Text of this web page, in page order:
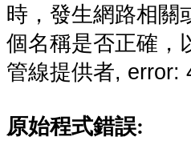
時，發生網路相關
個名稱是否正確，
管線提供者, error:
原始程式錯誤: